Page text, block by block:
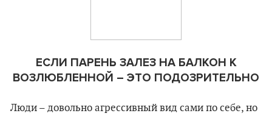
ЕСЛИ ПАРЕНЬ ЗАЛЕЗ НА БАЛКОН К
ВОЗЛЮБЛЕННОЙ – ЭТО ПОДОЗРИТЕЛЬНО
Люди – довольно агрессивный вид сами по себе, но